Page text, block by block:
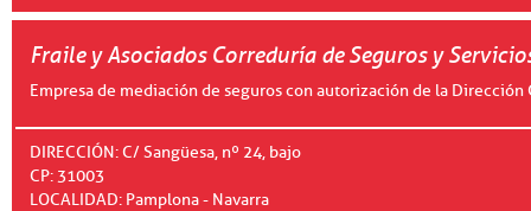
Fraile y Asociados Correduría de Seguros y
Empresa de mediación de seguros con autorización de la Dirección
DIRECCIÓN: C/ Sangüesa, nº 24, bajo
CP: 31003
LOCALIDAD: Pamplona - Navarra